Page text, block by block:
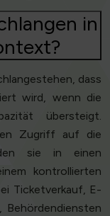
in
dass
wird, wenn die
übersteigt.
Zugriff auf die
sie in einen
kontrollierten
Ticketverkauf, E-
Behördendiensten